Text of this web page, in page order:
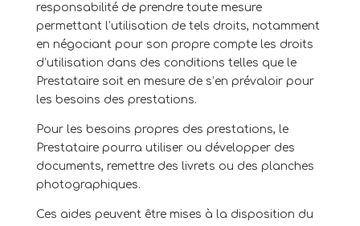
responsabilité de prendre toute mesure
permettant l’utilisation de tels droits, notamment
en négociant pour son propre compte les droits
d’utilisation dans des conditions telles que le
Prestataire soit en mesure de s’en prévaloir pour
les besoins des prestations.
Pour les besoins propres des prestations, le
Prestataire pourra utiliser ou développer des
documents, remettre des livrets ou des planches
photographiques.
Ces aides peuvent être mises à la disposition du